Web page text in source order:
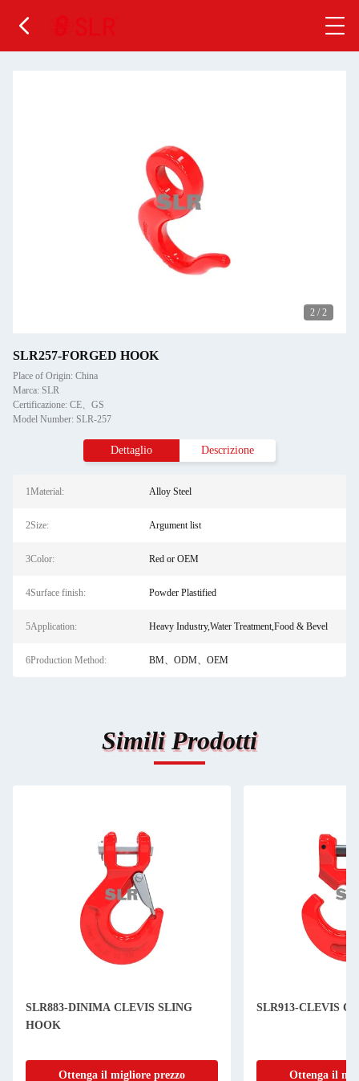
2 / 2
SLR257-FORGED HOOK
Place of Origin: China
Marca: SLR
Certificazione: CE、GS
Model Number: SLR-257
Dettaglio Descrizione
1Material: Alloy Steel
2Size: Argument list
3Color: Red or OEM
4Surface finish: Powder Plastified
5Application: Heavy Industry,Water Treatment,Food & Bevel
6Production Method: BM、ODM、OEM
Simili Prodotti
SLR883-DINIMA CLEVIS SLING
HOOK
Ottenga il migliore prezzo
SLR913-CLEVIS C
Ottenga il